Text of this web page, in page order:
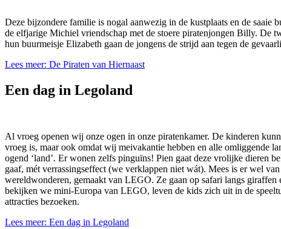
Deze bijzondere familie is nogal aanwezig in de kustplaats en de
de elfjarige Michiel vriendschap met de stoere piratenjongen Billy. De
hun buurmeisje Elizabeth gaan de jongens de strijd aan tegen de
Lees meer: De Piraten van Hiernaast
Een dag in Legoland
Al vroeg openen wij onze ogen in onze piratenkamer. De kinderen
vroeg is, maar ook omdat wij meivakantie hebben en alle omliggende
ogend ‘land’. Er wonen zelfs pinguïns! Pien gaat deze vrolijke dieren
gaaf, mét verrassingseffect (we verklappen niet wát). Mees is er wel
wereldwonderen, gemaakt van LEGO. Ze gaan op safari langs
bekijken we mini-Europa van LEGO, leven de kids zich uit in de
attracties bezoeken.
Lees meer: Een dag in Legoland